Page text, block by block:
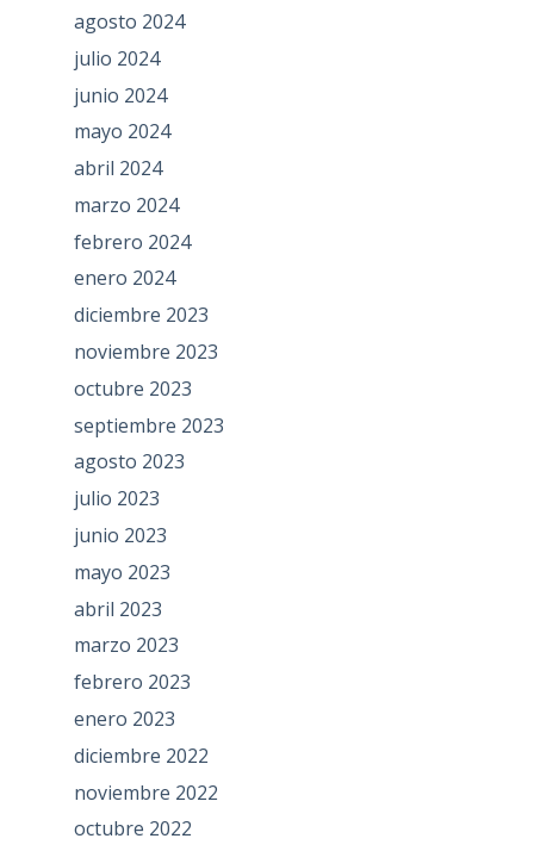
agosto 2024
julio 2024
junio 2024
mayo 2024
abril 2024
marzo 2024
febrero 2024
enero 2024
diciembre 2023
noviembre 2023
octubre 2023
septiembre 2023
agosto 2023
julio 2023
junio 2023
mayo 2023
abril 2023
marzo 2023
febrero 2023
enero 2023
diciembre 2022
noviembre 2022
octubre 2022